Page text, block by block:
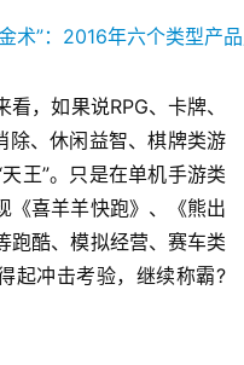
，如果说RPG、卡牌、
除、休闲益智、棋牌类游
王”。只是在单机手游类
《喜羊羊快跑》、《熊出
跑酷、模拟经营、赛车类
起冲击考验，继续称霸?